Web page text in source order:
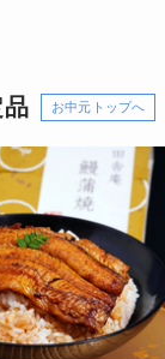
お中元トップへ